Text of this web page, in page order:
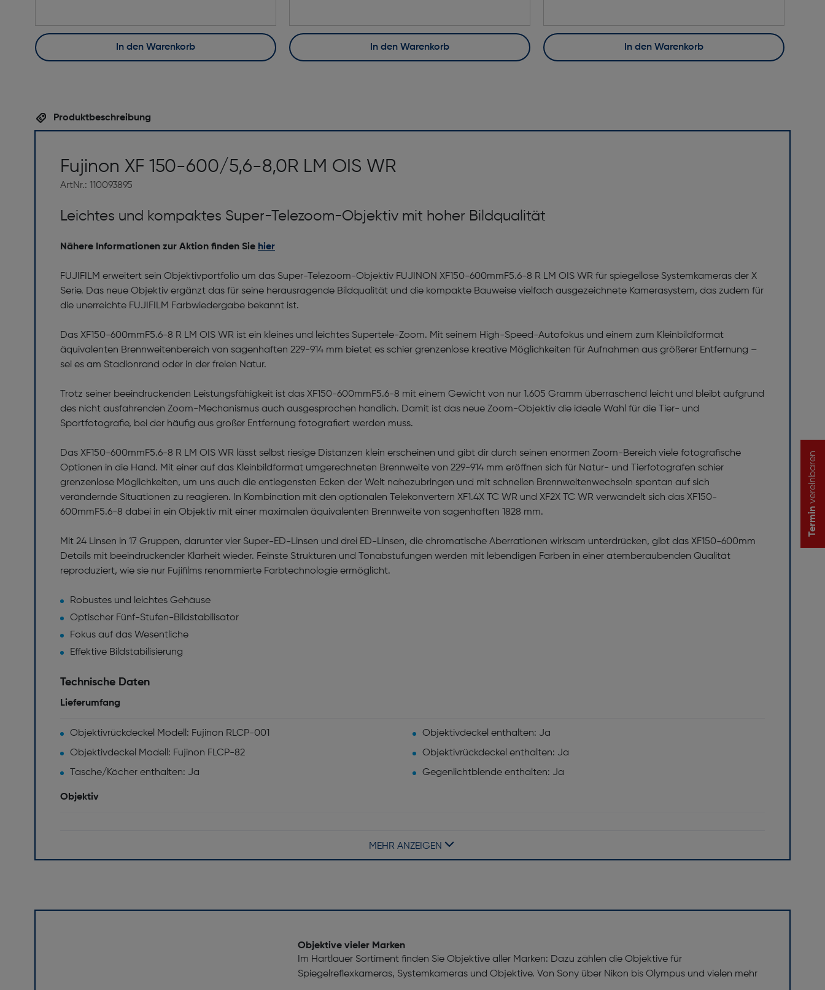
In den Warenkorb In den Warenkorb In den Warenkorb
Produktbeschreibung
Fujinon XF 150-600/5,6-8,0R LM OIS WR
ArtNr.: 110093895
Leichtes und kompaktes Super-Telezoom-Objektiv mit hoher Bildqualität
Nähere Informationen zur Aktion finden Sie hier
FUJIFILM erweitert sein Objektivportfolio um das Super-Telezoom-Objektiv FUJINON XF150-600mmF5.6-8 R LM OIS WR für spiegellose Systemkameras der X
Serie. Das neue Objektiv ergänzt das für seine herausragende Bildqualität und die kompakte Bauweise vielfach ausgezeichnete Kamerasystem, das zudem für
die unerreichte FUJIFILM Farbwiedergabe bekannt ist.
Das XF150-600mmF5.6-8 R LM OIS WR ist ein kleines und leichtes Supertele-Zoom. Mit seinem High-Speed-Autofokus und einem zum Kleinbildformat
äquivalenten Brennweitenbereich von sagenhaften 229-914 mm bietet es schier grenzenlose kreative Möglichkeiten für Aufnahmen aus größerer Entfernung –
sei es am Stadionrand oder in der freien Natur.
Trotz seiner beeindruckenden Leistungsfähigkeit ist das XF150-600mmF5.6-8 mit einem Gewicht von nur 1.605 Gramm überraschend leicht und bleibt aufgrund
des nicht ausfahrenden Zoom-Mechanismus auch ausgesprochen handlich. Damit ist das neue Zoom-Objektiv die ideale Wahl für die Tier- und
Sportfotografie, bei der häufig aus großer Entfernung fotografiert werden muss.
Das XF150-600mmF5.6-8 R LM OIS WR lässt selbst riesige Distanzen klein erscheinen und gibt dir durch seinen enormen Zoom-Bereich viele fotografische
Optionen in die Hand. Mit einer auf das Kleinbildformat umgerechneten Brennweite von 229-914 mm eröffnen sich für Natur- und Tierfotografen schier
grenzenlose Möglichkeiten, um uns auch die entlegensten Ecken der Welt nahezubringen und mit schnellen Brennweitenwechseln spontan auf sich
verändernde Situationen zu reagieren. In Kombination mit den optionalen Telekonvertern XF1.4X TC WR und XF2X TC WR verwandelt sich das XF150-
600mmF5.6-8 dabei in ein Objektiv mit einer maximalen äquivalenten Brennweite von sagenhaften 1828 mm.
Mit 24 Linsen in 17 Gruppen, darunter vier Super-ED-Linsen und drei ED-Linsen, die chromatische Aberrationen wirksam unterdrücken, gibt das XF150-600mm
Details mit beeindruckender Klarheit wieder. Feinste Strukturen und Tonabstufungen werden mit lebendigen Farben in einer atemberaubenden Qualität
reproduziert, wie sie nur Fujifilms renommierte Farbtechnologie ermöglicht.
Robustes und leichtes Gehäuse
Optischer Fünf-Stufen-Bildstabilisator
Fokus auf das Wesentliche
Effektive Bildstabilisierung
Technische Daten
Lieferumfang
Objektivrückdeckel Modell: Fujinon RLCP-001
Objektivdeckel enthalten: Ja
Objektivdeckel Modell: Fujinon FLCP-82
Objektivrückdeckel enthalten: Ja
Tasche/Köcher enthalten: Ja
Gegenlichtblende enthalten: Ja
Objektiv
Minimale Blendenzahl: 22
Fokuseinstellung: Auto/Manuell
MEHR ANZEIGEN
Objektive vieler Marken
Im Hartlauer Sortiment finden Sie Objektive aller Marken: Dazu zählen die Objektive für
Spiegelreflexkameras, Systemkameras und Objektive. Von Sony über Nikon bis Olympus und vielen mehr
Termin
vereinbaren